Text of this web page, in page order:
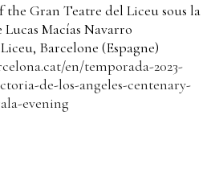
Gran Teatre del Liceu sous la
Macías Navarro
Barcelone (Espagne)
en/temporada-2023-
de-los-angeles-centenary-
evening